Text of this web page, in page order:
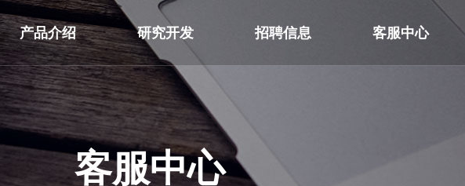
产品介绍 研究开发 招聘信息 客服中心
客服中心